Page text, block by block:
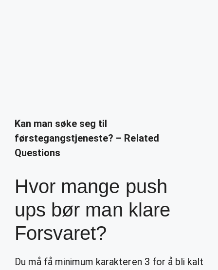
Kan man søke seg til
førstegangstjeneste? – Related
Questions
Hvor mange push
ups bør man klare
Forsvaret?
Du må få minimum karakteren 3 for å bli kalt